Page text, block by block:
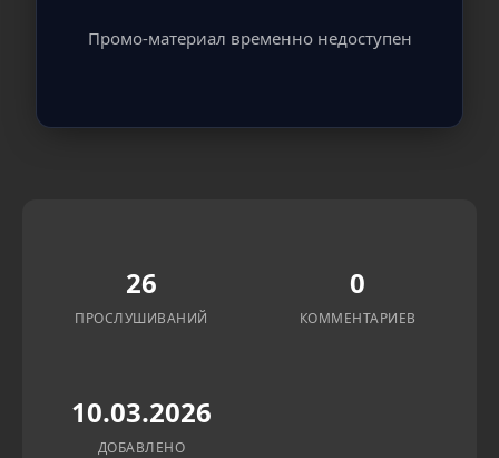
Промо-материал временно недоступен
26
ПРОСЛУШИВАНИЙ
0
КОММЕНТАРИЕВ
10.03.2026
ДОБАВЛЕНО